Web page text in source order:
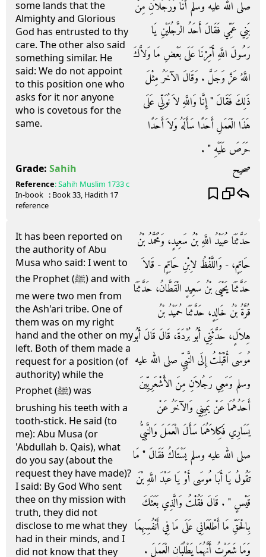
some lands that the
Almighty and Glorious
God has entrusted to thy
care. The other also said
something similar. He
said: We do not appoint
to this position one who
asks for it nor anyone
who is covetous for the
same.
صلى الله عليه وسلم أَنَا وَرَجُلاَنِ مِنْ
بَنِي عَمِّي فَقَالَ أَحَدُ الرَّجُلَيْنِ يَا
رَسُولَ اللَّهِ أَمِّرْنَا عَلَى بَعْضِ مَا وَلاَّكَ
اللَّهُ عَزَّ وَجَلَّ ‏.‏ وَقَالَ الآخَرُ مِثْلَ
ذَلِكَ فَقَالَ ‏"‏ إِنَّا وَاللَّهِ لاَ نُوَلِّي عَلَى
هَذَا الْعَمَلِ أَحَدًا سَأَلَهُ وَلاَ أَحَدًا
حَرَصَ عَلَيْهِ ‏"‏ ‏.‏
Grade: Sahih صحيح
Reference:Sahih Muslim 1733 c
In-book
reference
: Book33, Hadith 17
It has been reported on
the authority of Abu
Musa who said: I went to
the Prophet (ﷺ) and with
me were two men from
the Ash'ari tribe. One of
them was on my right
hand and the other on my
left. Both of them made a
request for a position (of
authority) while the
Prophet (ﷺ) was
brushing his teeth with a
tooth-stick. He said (to
me): Abu Musa (or
'Abdullah b. Qais), what
do you say (about the
request they have made)?
I said: By God Who sent
thee on thy mission with
truth, they did not
disclose to me what they
had in their minds, and I
did not know that they
حَدَّثَنَا عُبَيْدُ اللَّهِ بْنُ سَعِيدٍ، وَمُحَمَّدُ بْنُ
حَاتِمٍ، - وَاللَّفْظُ لاِبْنِ حَاتِمٍ - قَالاَ
حَدَّثَنَا يَحْيَى بْنُ سَعِيدٍ الْقَطَّانُ، حَدَّثَنَا
قُرَّةُ بْنُ خَالِدٍ، حَدَّثَنَا حُمَيْدُ بْنُ
هِلاَلٍ، حَدَّثَنِي أَبُو بُرْدَةَ، قَالَ قَالَ أَبُو
مُوسَى أَقْبَلْتُ إِلَى النَّبِيِّ صلى الله عليه
وسلم وَمَعِي رَجُلاَنِ مِنَ الأَشْعَرِيِّينَ
أَحَدُهُمَا عَنْ يَمِينِي وَالآخَرُ عَنْ
يَسَارِي فَكِلاَهُمَا سَأَلَ الْعَمَلَ وَالنَّبِيُّ
صلى الله عليه وسلم يَسْتَاكُ فَقَالَ ‏"‏ مَا
تَقُولُ يَا أَبَا مُوسَى أَوْ يَا عَبْدَ اللَّهِ بْنَ
قَيْسٍ ‏"‏ ‏.‏ قَالَ فَقُلْتُ وَالَّذِي بَعَثَكَ
بِالْحَقِّ مَا أَطْلَعَانِي عَلَى مَا فِي أَنْفُسِهِمَا
وَمَا شَعَرْتُ أَنَّهُمَا يَطْلُبَانِ الْعَمَلَ ‏.‏